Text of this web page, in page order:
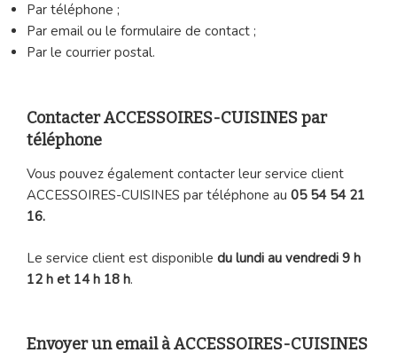
Par téléphone ;
Par email ou le formulaire de contact ;
Par le courrier postal.
Contacter ACCESSOIRES-CUISINES par
téléphone
Vous pouvez également contacter leur service client
ACCESSOIRES-CUISINES par téléphone au 05 54 54 21
16.
Le service client est disponible du lundi au vendredi 9 h
12 h et 14 h 18 h.
Envoyer un email à ACCESSOIRES-CUISINES